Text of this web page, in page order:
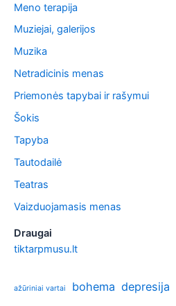
Meno terapija
Muziejai, galerijos
Muzika
Netradicinis menas
Priemonės tapybai ir rašymui
Šokis
Tapyba
Tautodailė
Teatras
Vaizduojamasis menas
Draugai
tiktarpmusu.lt
ažūriniai vartai bohema depresija